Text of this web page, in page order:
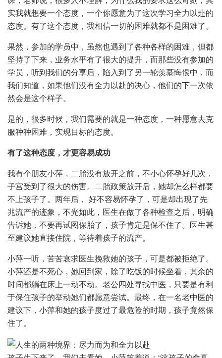
实我就想要一个态度，一个你愿意为了这次学习全力以赴的
态度。有了这个态度，我相信一切的困难就都不是困难了。
果然，参加的学员中，虽然也遇到了各种各样的困难，但都
坚持了下来，业务水平有了很大的提升，而那些没有参加的
学员，听到我们的分享后，陷入到了另一轮羡慕悔恨中，而
我们知道，如果他们没有全力以赴的决心，他们的下一次依
然会是这个样子。
是的，很多时候，我们需要的就是一种态度，一种愿意去克
服种种困难，实现目标的态度。
有了这种态度，才更容易成功
我有个朋友小萍，二胎没有放开之前，不小心怀孕好几次，
子宫受到了很大的伤害。二胎政策放开后，她却怎么样都要
不上孩子了。两年后， 好不容易怀孕了，可是却出现了先
兆流产的迹象，不光如此，医生在做了各种检查之后，明确
告诉她，不要再试图保胎了，孩子肯定是保不住了。医生甚
至建议她直接住院，等待着孩子的流产。
小萍一听，苦苦哀求医生挽救她的孩子，可是都被拒绝了。
小萍还是不死心，她回到家，除了吃饭的时候坐着，其余的
时间都躺在床上一动不动。老公四处寻找中医，只要是有利
于保住孩子的举动她们都愿意尝试。最终，在一名老中医的
建议下，小萍和她的孩子度过了最危险的时期，孩子竟然保
住了。